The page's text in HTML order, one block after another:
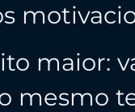
maior:
mesmo